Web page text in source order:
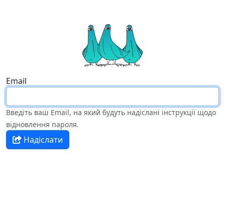
Email
Введіть ваш Email, на який будуть надіслані інструкції щодо
відновлення пароля.
Надіслати